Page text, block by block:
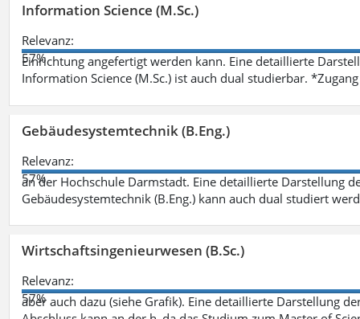
Information Science (M.Sc.)
Relevanz:
57%
Einrichtung angefertigt werden kann. Eine detaillierte
Information Science (M.Sc.) ist auch dual studierbar.
Gebäudesystemtechnik (B.Eng.)
Relevanz:
57%
an der Hochschule Darmstadt. Eine detaillierte Darstellung
Gebäudesystemtechnik (B.Eng.) kann auch dual studiert
Wirtschaftsingenieurwesen (B.Sc.)
Relevanz:
57%
aber auch dazu (siehe Grafik). Eine detaillierte Darstellung